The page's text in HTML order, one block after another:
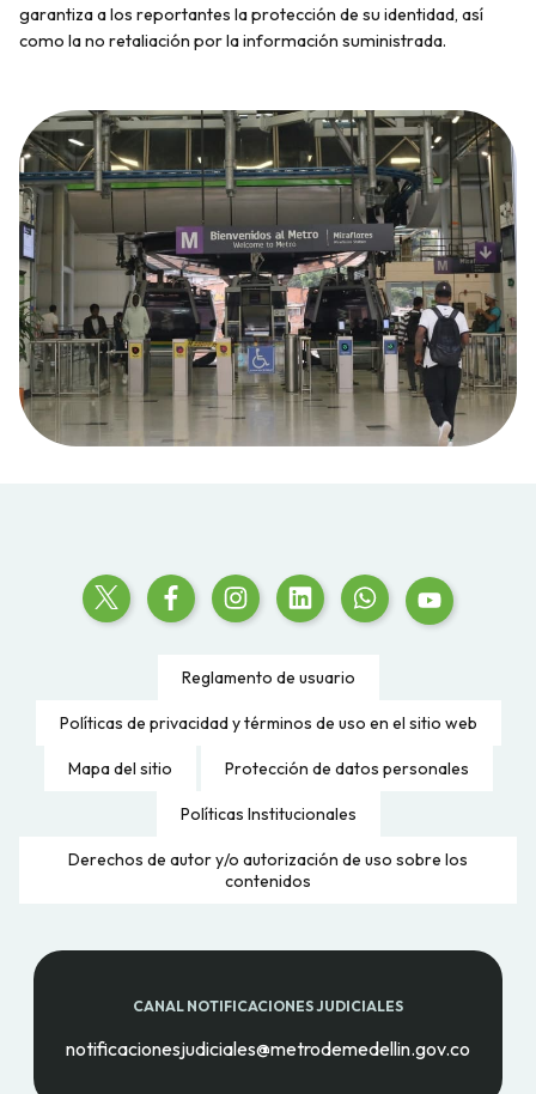
garantiza a los reportantes la protección de su identidad, así
como la no retaliación por la información suministrada.
Reglamento de usuario
Políticas de privacidad y términos de uso en el sitio web
Mapa del sitio Protección de datos personales
Políticas Institucionales
Derechos de autor y/o autorización de uso sobre los
contenidos
CANAL NOTIFICACIONES JUDICIALES
notificacionesjudiciales@metrodemedellin.gov.co